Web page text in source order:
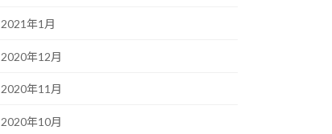
2021年1月
2020年12月
2020年11月
2020年10月